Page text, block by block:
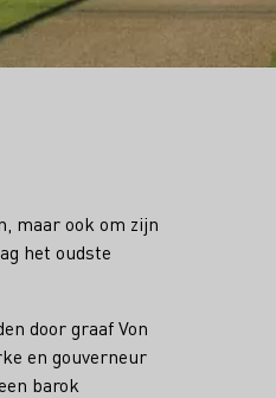
maar ook om zijn
het oudste
door graaf Von
en gouverneur
barok